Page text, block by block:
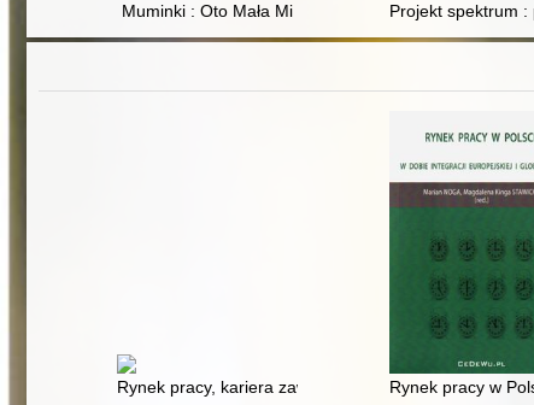
Muminki : Oto Mała Mi Projekt spektrum
Rynek pracy, kariera zawodowa : wyzwania dla
Rynek pracy w